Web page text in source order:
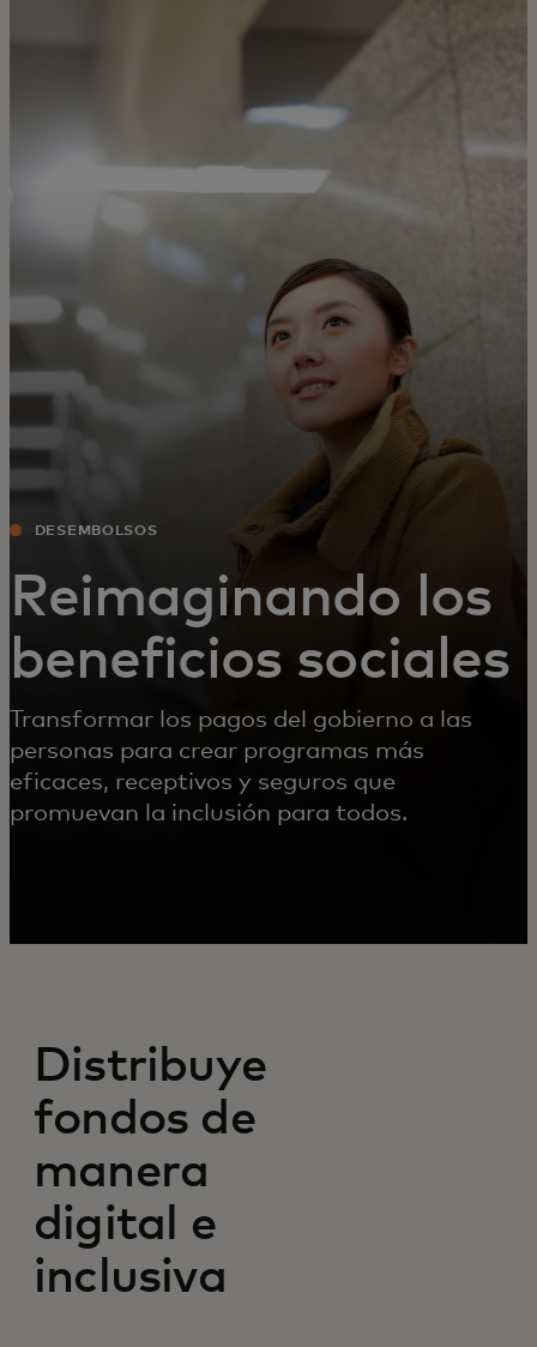
Para empresas
Para el mundo
Para innovadores
Noticias y tendencias
DESEMBOLSOS
Reimaginando los
beneficios sociales
Transformar los pagos del gobierno a las
personas para crear programas más
eficaces, receptivos y seguros que
promuevan la inclusión para todos.
Distribuye
fondos de
manera
digital e
inclusiva